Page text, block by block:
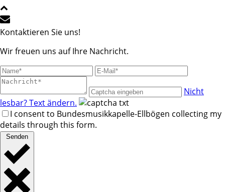
Kontaktieren Sie uns!
Wir freuen uns auf Ihre Nachricht.
Nicht
lesbar? Text ändern.
I consent to Bundesmusikkapelle-Ellbögen collecting my
details through this form.
Senden